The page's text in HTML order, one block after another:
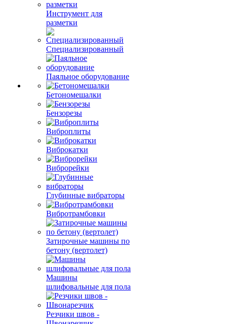
Инструмент для
разметки
Специализированный
Паяльное оборудование
Бетономешалки
Бензорезы
Виброплиты
Виброкатки
Виброрейки
Глубинные вибраторы
Вибротрамбовки
Затирочные машины по
бетону (вертолет)
Машины
шлифовальные для пола
Резчики швов -